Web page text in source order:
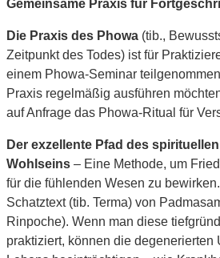
Gemeinsame Praxis für
Die Praxis des Phowa (tib.,
Zeitpunkt des Todes) ist für
einem Phowa-Seminar
Praxis regelmäßig ausführen
auf Anfrage das Phowa-Ritual für
Der exzellente Pfad des
Wohlseins – Eine Methode, um
für die fühlenden Wesen zu
Schatztext (tib. Terma) von
Rinpoche). Wenn man diese
praktiziert, können die degenerierten